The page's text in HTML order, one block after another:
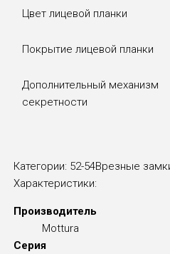
Цвет лицевой планки
Покрытие лицевой планки
Дополнительный механизм
секретности
Категории: 52-54Врезные
Характеристики:
Производитель
Mottura
Серия